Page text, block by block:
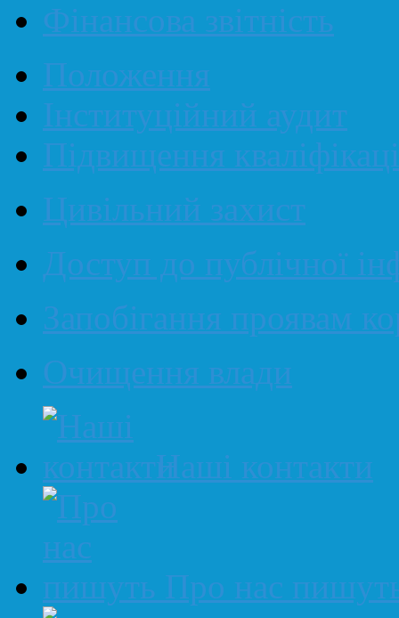
Фінансова звітність
Положення
Інституційний аудит
Підвищення
Цивільний захист
Доступ до публічної
Запобігання проявам
Очищення влади
Наші контакти
Про нас